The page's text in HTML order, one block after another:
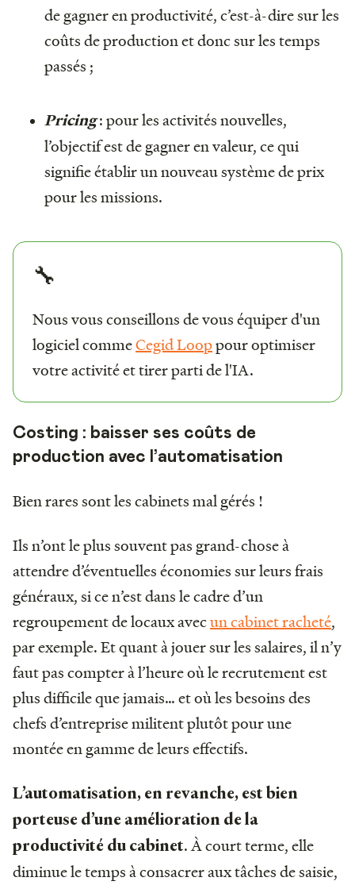
de gagner en productivité, c’est-à-dire sur les
coûts de production et donc sur les temps
passés ;
Pricing: pour les activités nouvelles,
l’objectif est de gagner en valeur, ce qui
signifie établir un nouveau système de prix
pour les missions.
🔧
Nous vous conseillons de vous équiper d'un
logiciel commeCegid Looppour optimiser
votre activité et tirer parti de l'IA.
Costing : baisser ses coûts de
production avec l’automatisation
Bien rares sont les cabinets mal gérés !
Ils n’ont le plus souvent pas grand-chose à
attendre d’éventuelles économies sur leurs frais
généraux, si ce n’est dans le cadre d’un
regroupement de locaux avecun cabinet racheté,
par exemple. Et quant à jouer sur les salaires, il n’y
faut pas compter à l’heure où le recrutement est
plus difficile que jamais… et où les besoins des
chefs d’entreprise militent plutôt pour une
montée en gamme de leurs effectifs.
L’automatisation, en revanche, est bien
porteuse d’une amélioration de la
productivité du cabinet. À court terme, elle
diminue le temps à consacrer aux tâches de saisie,